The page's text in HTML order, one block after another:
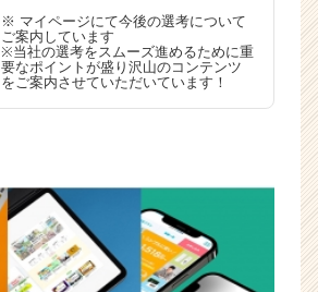
h
e
e
e
e
r）
※ マイページにて今後の選考について
ご案内しています
※当社の選考をスムーズ進めるために重
要なポイントが盛り沢山のコンテンツ
をご案内させていただいています！